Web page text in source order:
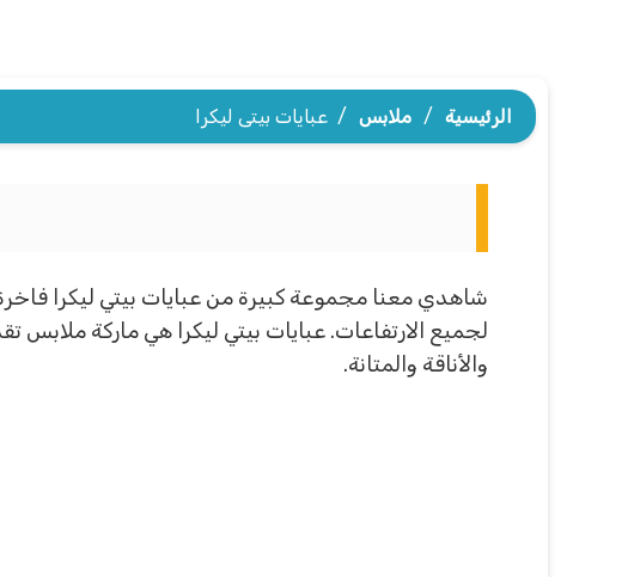
الرئيسية / ملابس / عبايات بيتى ليكرا
شاهدي معنا مجموعة كبيرة من عبايات بيتي ليكرا
لجميع الارتفاعات. عبايات بيتي ليكرا هي ماركة
والأناقة والمتانة.